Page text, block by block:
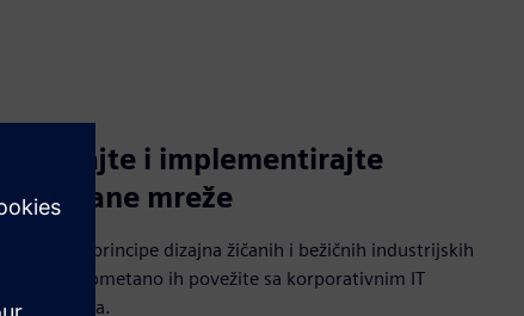
Planirajte i implementirajte
pouzdane mreže
Savladajte principe dizajna žičanih i bežičnih industrijskih
mreža i neometano ih povežite sa korporativnim IT
okruženjima.